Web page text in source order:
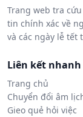
Trang web tra
tin chính xác về
và các ngày lễ tết
Liên kết nhanh
Trang chủ
Chuyển đổi âm
Gieo quẻ hỏi việc